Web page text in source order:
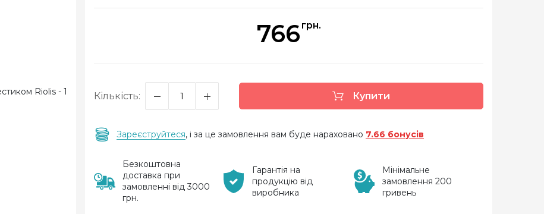
766 грн.
Кількість: Купити
Зареєструйтеся, і за це замовлення вам буде нараховано 7.66 бонусів
Безкоштовна
доставка при
замовленні від 3000
грн.
Гарантія на
продукцію від
виробника
Мінімальне
замовлення 200
гривень